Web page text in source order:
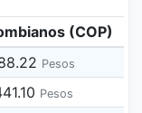
(COP)
Pesos
Pesos